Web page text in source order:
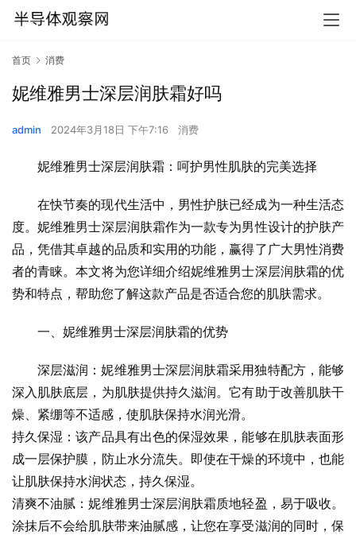
首页 消费
妮维雅男士深层润肤霜好吗
admin 2024年3月18日 下午7:16 消费
妮维雅男士深层润肤霜：呵护男性肌肤的完美选择
在快节奏的现代生活中，男性护肤已经成为一种生活态
度。妮维雅男士深层润肤霜作为一款专为男性设计的护肤产
品，凭借其卓越的品质和实用的功能，赢得了广大男性消费
者的青睐。本文将为您详细介绍妮维雅男士深层润肤霜的优
势和特点，帮助您了解这款产品是否适合您的肌肤需求。
一、妮维雅男士深层润肤霜的优势
深层滋润：妮维雅男士深层润肤霜采用独特配方，能够
深入肌肤底层，为肌肤提供持久滋润。它有助于改善肌肤干
燥、紧绷等不适感，使肌肤保持水润光滑。
持久保湿：该产品具有出色的保湿效果，能够在肌肤表面形
成一层保护膜，防止水分流失。即使在干燥的环境中，也能
让肌肤保持水润状态，持久保湿。
清爽不油腻：妮维雅男士深层润肤霜质地轻盈，易于吸收。
涂抹后不会给肌肤带来油腻感，让您在享受滋润的同时，保